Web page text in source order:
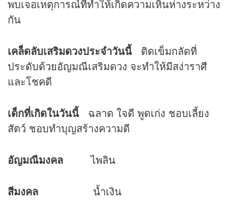
พบเจอเหตุการณ์ที่ทำให้เกิดความเหินห่างระหว่าง
กัน
เคล็ดลับเสริมดวงประจำวันนี้ ติดเข็มกลัดที่
ประดับด้วยอัญมณีเสริมดวง จะทำให้มีสง่าราศี
และโชคดี
เด็กที่เกิดในวันนี้ ฉลาด ใจดี พูดเก่ง ชอบเลี้ยง
สัตว์ ชอบทำบุญสร้างความดี
อัญมณีมงคล ไพลิน
สีมงคล น้ำเงิน